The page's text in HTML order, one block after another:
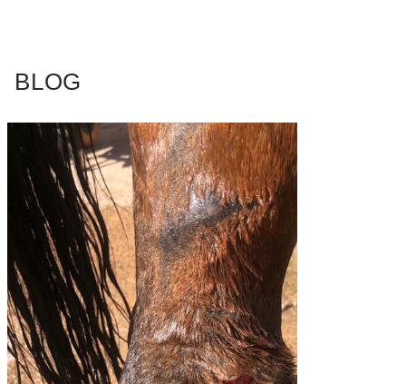
BLOG
Entrada
Buscar
Todas las entradasCirugía caninaSalud
pequeños animalesCuidado animalPlagas y
parásitosGrandes animalesAlimentación
pequeños animalesCirugía grandes
animalesPeludos gatunosPeludos
caninos
Agricultura y ganaderíaOvino y
caprinoGanado équidoVerano
animalEnfermedades VectorialesMedicina
interna pequeños animalesHigiene
dentalBovinoGestaciónReproducción
bovinaRentabilidad ganadera